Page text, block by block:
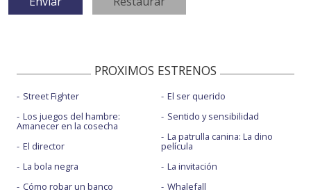
PROXIMOS ESTRENOS
Street Fighter
Los juegos del hambre:
Amanecer en la cosecha
El director
La bola negra
Cómo robar un banco
El ser querido
Sentido y sensibilidad
La patrulla canina: La dino
película
La invitación
Whalefall